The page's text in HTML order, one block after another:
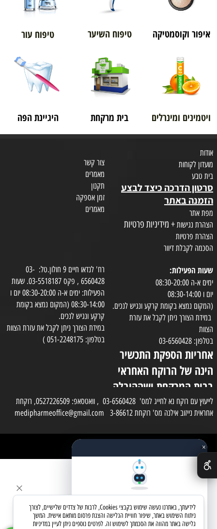
איפור וקוסמטיקה טיפוח השיער טיפוח עור
ויטמינים ומינרלים בית מרקחת היגיינת הפה
אודות
מועדון לקוחות
בית טבע
סרטון הדרכה כיצד לבצע
הזמנה באתר
מפת אתר
הצהרת נגישות + מידיניות פרטיות
הצהרת פרטיות
הסכמה לקבלת דיוור
צור קשר
מאמרים
תקנון
זמן אספקה
מאמרים
שעות הפעילות:
ימים א-ה 08:30-20:00
יום ו 08:30-14:00
(המקום נמצא בקומת קרקע ונגיש לנכים.
במידת הצורך ניתן לקבל את עזרת
הצוות
בטלפון: 03-6560428
אחריות הספקת התכשיר
הינה של הרוקח האחראי
בבית המרקחת ושההובלה
בפועל תעשה בעזרת
השליח
רח' לנדאו חיים 9 חולון.טל: 03-
6560428 , פקס 03-5518187. שעות
הפעילות: ימים א-ה 08:30-20:00 יום ו
08:30-14:00 (המקום נמצא בקומת
קרקע ונגיש לנכים.
במידת הצורך ניתן לקבל את עזרת הצוות
בטלפון: 051-2248175 )
לייעוץ עם רוקח נא לחייג למס' 03-6560428 , וואטסאפ: 0527226509, רוקחת
אחראית נייזוב אילנה מס' רוקחת 3-86612 medipharmeoffice@gmail.com
✕×
שאלו את העוזר החכם
מחפשים מוצר? אני כאן כדי לעזור
לידיעתך, באתרנו נעשה שימוש בקבצי Cookies, לרבות של צדדים שלישיים, לצורך
ניתוח השימוש באתר, שיפור חוויית הגלישה והצגת פרסום מותאם אישית. המשך
גלישה באתר מהווה את הסכמתך לשימוש זה. לפרטים נוספים ניתן לעיין במדיניות